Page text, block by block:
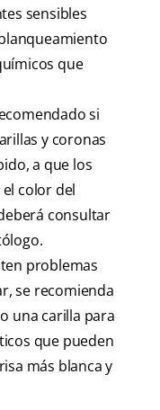
sensibles
que
si
y coronas
a que los
color del
consultar
problemas
se recomienda
una carilla para
que pueden
más blanca y